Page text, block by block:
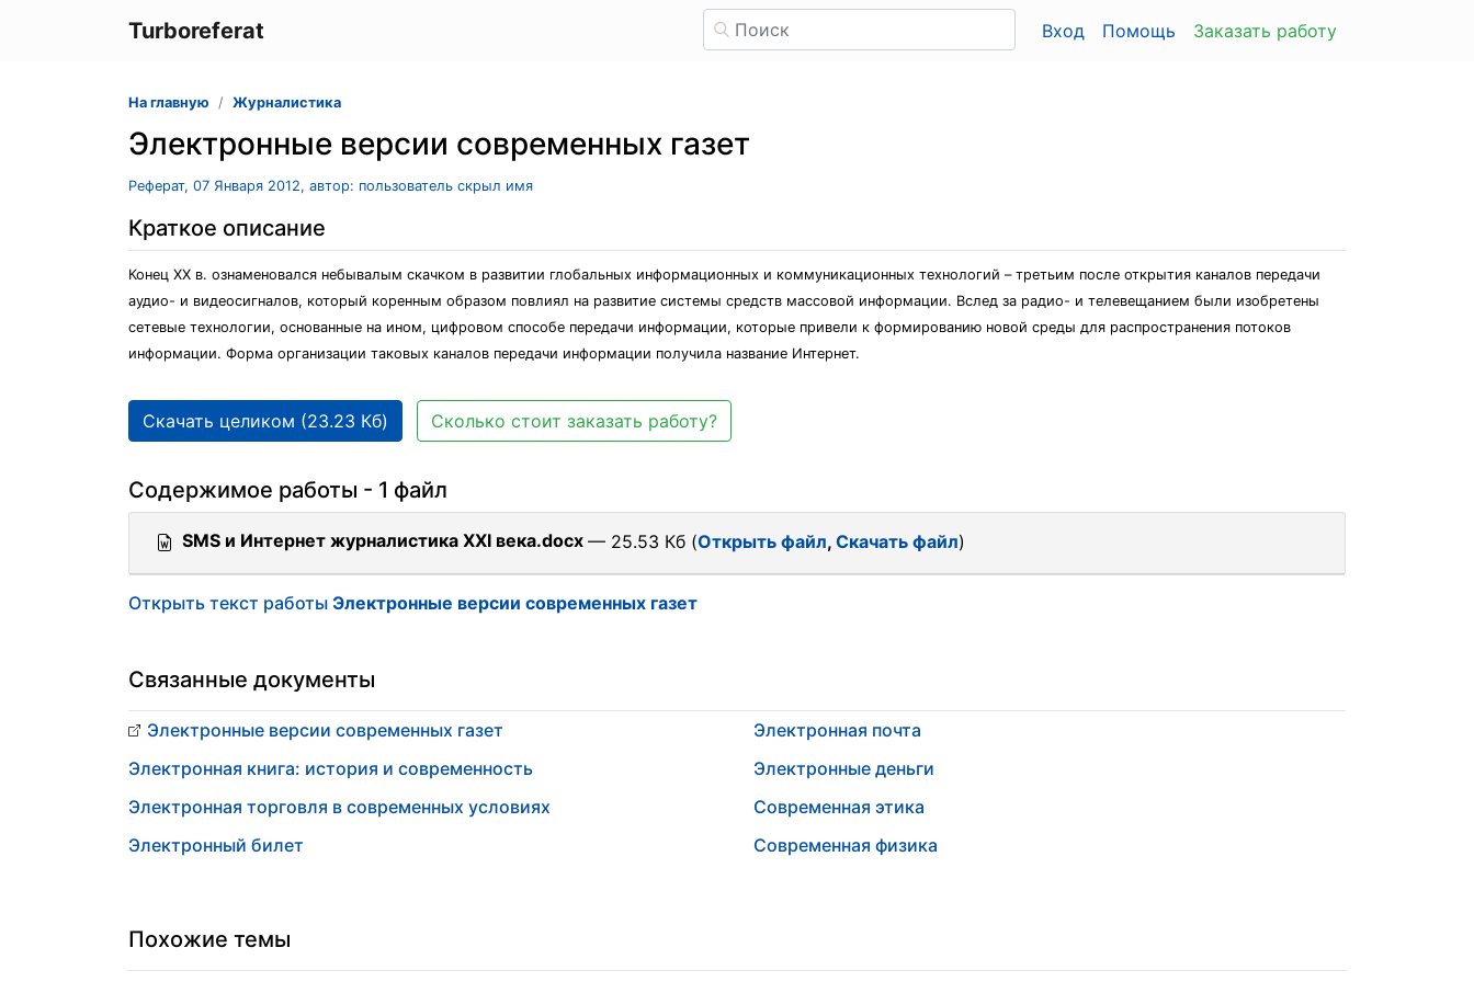
Turboreferat Вход Помощь Заказать работу
На главную Журналистика
Электронные версии современных газет
Реферат, 07 Января 2012, автор: пользователь скрыл имя
Краткое описание
Конец ХХ в. ознаменовался небывалым скачком в развитии глобальных информационных и коммуникационных технологий – третьим после открытия каналов передачи
аудио- и видеосигналов, который коренным образом повлиял на развитие системы средств массовой информации. Вслед за радио- и телевещанием были изобретены
сетевые технологии, основанные на ином, цифровом способе передачи информации, которые привели к формированию новой среды для распространения потоков
информации. Форма организации таковых каналов передачи информации получила название Интернет.
Скачать целиком (23.23 Кб) Сколько стоит заказать работу?
Содержимое работы - 1 файл
SMS и Интернет журналистика XXI века.docx — 25.53 Кб (Открыть файл, Скачать файл)
Открыть текст работы Электронные версии современных газет
Связанные документы
Электронные версии современных газет
Электронная книга: история и современность
Электронная торговля в современных условиях
Электронный билет
Электронная почта
Электронные деньги
Современная этика
Современная физика
Похожие темы